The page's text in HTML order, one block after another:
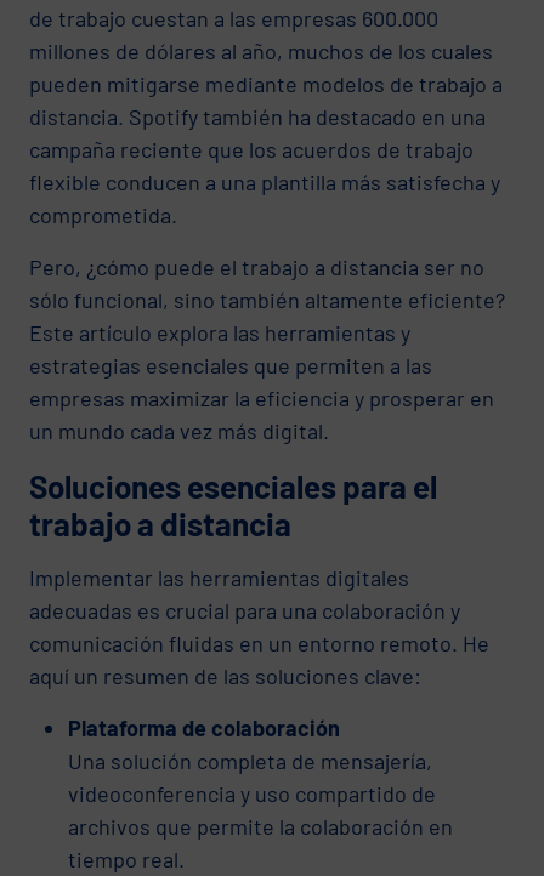
de trabajo cuestan a las empresas 600.000
millones de dólares al año, muchos de los cuales
pueden mitigarse mediante modelos de trabajo a
distancia. Spotify también ha destacado en una
campaña reciente que los acuerdos de trabajo
flexible conducen a una plantilla más satisfecha y
comprometida.
Pero, ¿cómo puede el trabajo a distancia ser no
sólo funcional, sino también altamente eficiente?
Este artículo explora las herramientas y
estrategias esenciales que permiten a las
empresas maximizar la eficiencia y prosperar en
un mundo cada vez más digital.
Soluciones esenciales para el
trabajo a distancia
Implementar las herramientas digitales
adecuadas es crucial para una colaboración y
comunicación fluidas en un entorno remoto. He
aquí un resumen de las soluciones clave:
Plataforma de colaboración
Una solución completa de mensajería,
videoconferencia y uso compartido de
archivos que permite la colaboración en
tiempo real.